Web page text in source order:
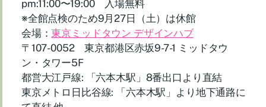
pm:11:00〜19:00 入場無料
※全館点検のため9月27日（土）は休館
会場：東京ミッドタウン デザインハブ
〒107-0052 東京都港区赤坂9-7-1 ミッドタウ
ン・タワー5F
都営大江戸線: 「六本木駅」8番出口より直結
東京メトロ日比谷線: 「六本木駅」より地下通路に